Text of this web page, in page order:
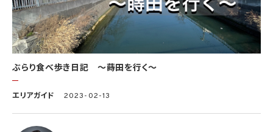
ぶらり食べ歩き日記 〜蒔田を行く〜
エリアガイド 2023-02-13